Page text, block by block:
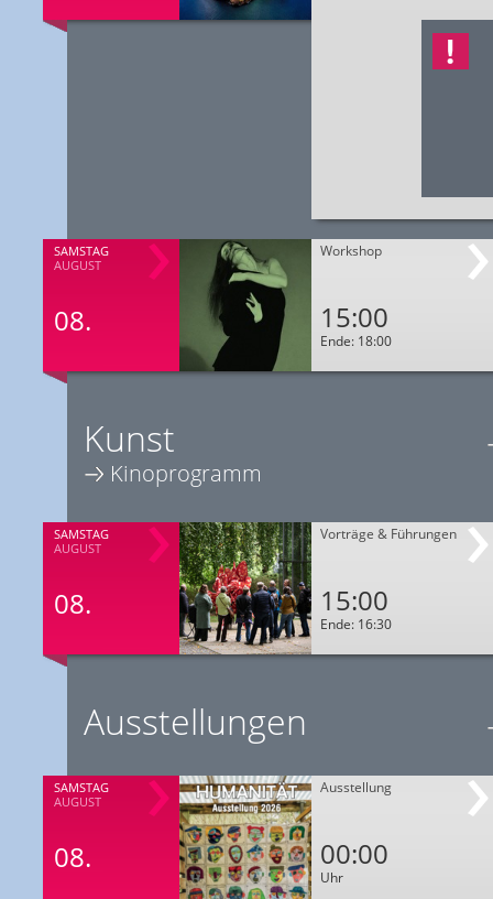
SAMSTAG
AUGUST
08.
Workshop
15:00
Ende: 18:00
Kunst
Kinoprogramm
SAMSTAG
AUGUST
08.
Vorträge & Führungen
15:00
Ende: 16:30
Ausstellungen
SAMSTAG
AUGUST
08.
Ausstellung
00:00
Uhr